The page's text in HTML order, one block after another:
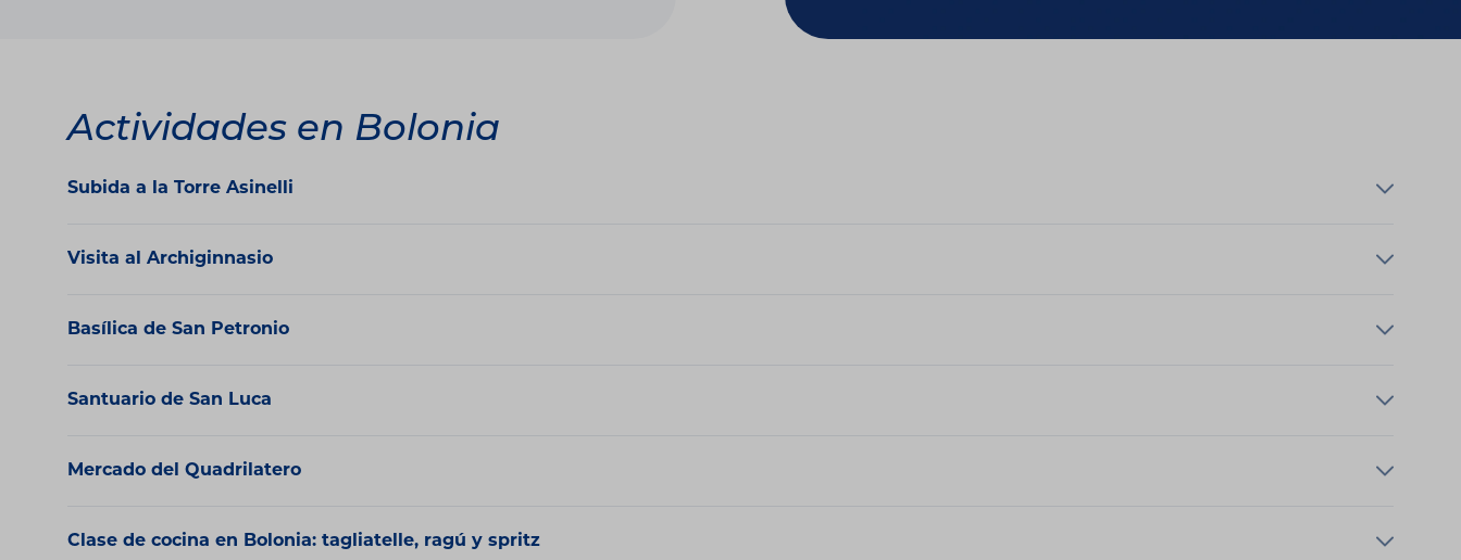
Actividades en Bolonia
Subida a la Torre Asinelli
Visita al Archiginnasio
Basílica de San Petronio
Santuario de San Luca
Mercado del Quadrilatero
Clase de cocina en Bolonia: tagliatelle, ragú y spritz